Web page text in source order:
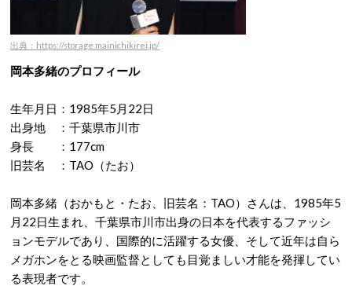
出典：https://storage.mainichikirei.jp/
岡本多緒のプロフィール
生年月日： 1985年5月22日
出身地 ： 千葉県市川市
身長 ：177cm
旧芸名 ：TAO（たお）
岡本多緒（おかもと・たお、旧芸名：TAO）さんは、1985年5
月22日生まれ、千葉県市川市出身の日本を代表するファッシ
ョンモデルであり、国際的に活躍する女優、そして近年は自ら
メガホンをとる映画監督としても目覚ましい才能を発揮してい
る表現者です。